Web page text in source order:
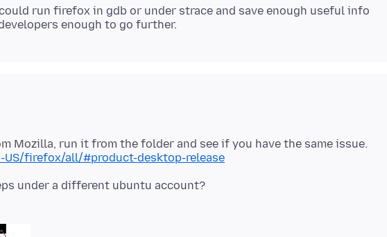
run firefox in gdb or under strace and save enough useful info
firefox/all/#product-desktop-release
under a different ubuntu account?